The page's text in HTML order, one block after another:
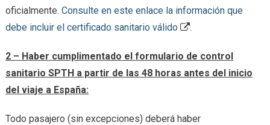
oficialmente. Consulte en este enlace la información que
debe incluir el certificado sanitario válido
.
2 – Haber cumplimentado el formulario de control
sanitario SPTH a partir de las 48 horas antes del inicio
del viaje a España:
Todo pasajero (sin excepciones) deberá haber